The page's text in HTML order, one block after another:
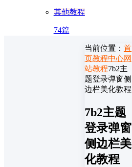
其他教程
74篇
当前位置： 首
页教程中心网
站教程7b2主
题登录弹窗侧
边栏美化教程
7b2主题
登录弹窗
侧边栏美
化教程